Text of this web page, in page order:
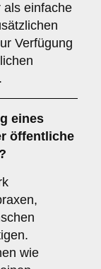
als einfache
Verfügung
eines
öffentliche
wie